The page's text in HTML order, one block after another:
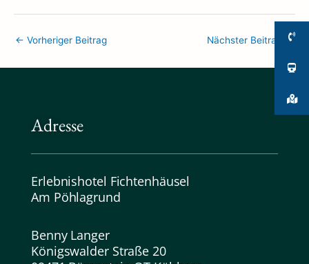
← Vorheriger Beitrag Nächster Beitrag →
Adresse
Erlebnishotel Fichtenhäusel
Am Pöhlagrund
Benny Langer
Königswalder Straße 20